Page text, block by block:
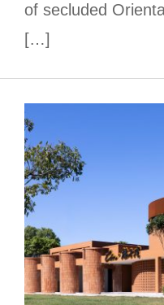
of secluded
[…]